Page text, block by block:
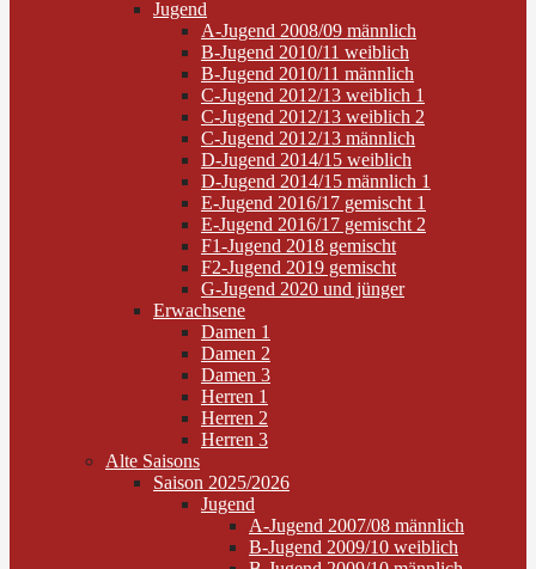
Jugend
A-Jugend 2008/09 männlich
B-Jugend 2010/11 weiblich
B-Jugend 2010/11 männlich
C-Jugend 2012/13 weiblich 1
C-Jugend 2012/13 weiblich 2
C-Jugend 2012/13 männlich
D-Jugend 2014/15 weiblich
D-Jugend 2014/15 männlich 1
E-Jugend 2016/17 gemischt 1
E-Jugend 2016/17 gemischt 2
F1-Jugend 2018 gemischt
F2-Jugend 2019 gemischt
G-Jugend 2020 und jünger
Erwachsene
Damen 1
Damen 2
Damen 3
Herren 1
Herren 2
Herren 3
Alte Saisons
Saison 2025/2026
Jugend
A-Jugend 2007/08 männlich
B-Jugend 2009/10 weiblich